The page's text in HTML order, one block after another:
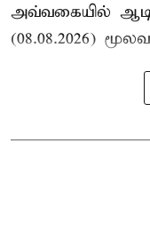
அவ்வகையில்
(08.08.2026)